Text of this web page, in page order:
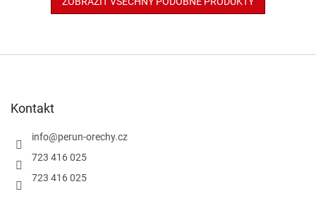
Kontakt
info@perun-orechy.cz
723 416 025
723 416 025